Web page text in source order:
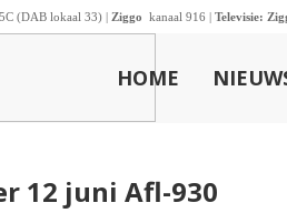
(DAB lokaal 33) | Ziggo kanaal 916 | Televisie:
HOME
12 juni Afl-930